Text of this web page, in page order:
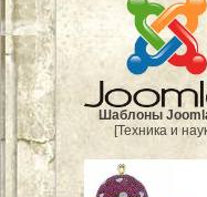
Шаблоны
[Техника и